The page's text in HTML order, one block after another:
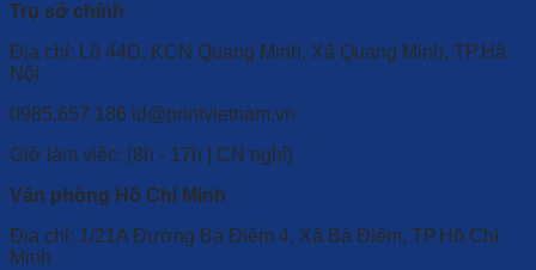
Trụ sở chính
Địa chỉ: Lô 44D, KCN Quang Minh, Xã Quang Minh, TP.Hà
Nội
0985.657.186 ld@printvietnam.vn
​Giờ làm việc: (8h - 17h | CN nghỉ)
Văn phòng Hồ Chí Minh
Địa chỉ: 1/21A Đường Bà Điểm 4, Xã Bà Điểm, TP.Hồ Chí
Minh